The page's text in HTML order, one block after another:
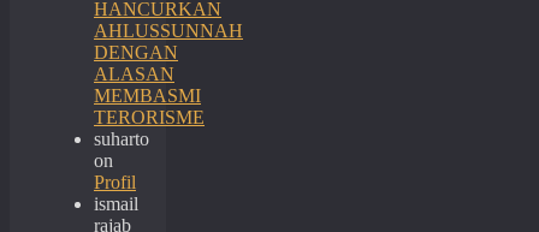
HANCURKAN
AHLUSSUNNAH
DENGAN
ALASAN
MEMBASMI
TERORISME
suharto
on
Profil
ismail
rajab